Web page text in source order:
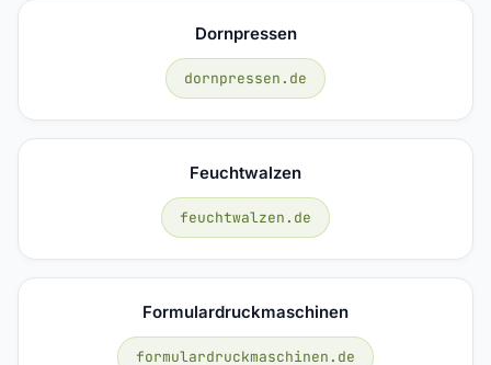
Dornpressen
dornpressen.de
Feuchtwalzen
feuchtwalzen.de
Formulardruckmaschinen
formulardruckmaschinen.de